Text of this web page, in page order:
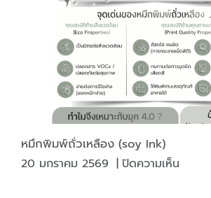
หมึกพิมพ์ถั่วเหลือง (soy Ink)
20 มกราคม 2569 | ปิดความเห็นบน